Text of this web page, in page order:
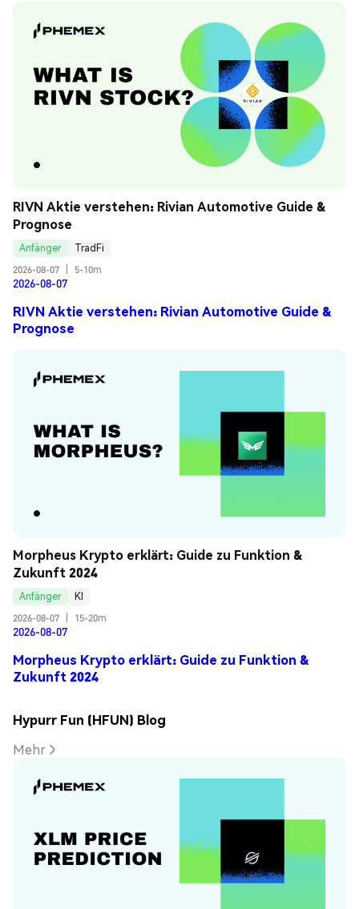
RIVN Aktie verstehen: Rivian Automotive Guide &
Prognose
Anfänger
TradFi
2026-08-07
5-10m
2026-08-07
RIVN Aktie verstehen: Rivian Automotive Guide &
Prognose
Morpheus Krypto erklärt: Guide zu Funktion &
Zukunft 2024
Anfänger
KI
2026-08-07
15-20m
2026-08-07
Morpheus Krypto erklärt: Guide zu Funktion &
Zukunft 2024
Hypurr Fun (HFUN) Blog
Mehr